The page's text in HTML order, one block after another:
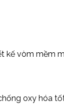
kế vòm mềm
oxy hóa